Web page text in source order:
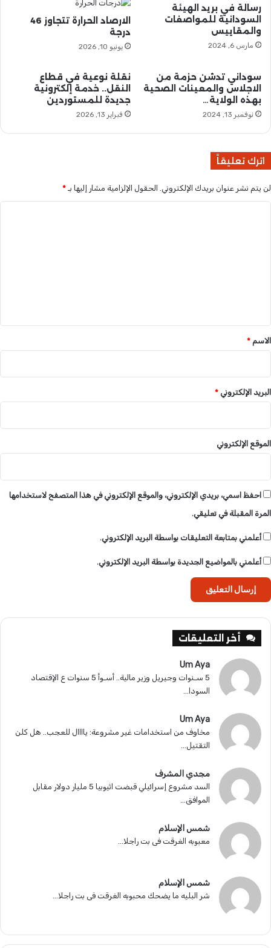
ه
ا
ع
د
و
ل
إ
ر
ق
ة
.
ا
ل
ي
ة
ن
ا
ل
ت
د
رسالة في بريد الهيئة
السودانية للمواصفات
والمقاييس
مارس 6, 2024
الارصاد الحرارة تتجاوز 46
درجة
يونيو 10, 2026
سوداني تدشن حزمة من
الاجلاس والمعينات الصحية
بهذه الولاية…
نوفمبر 13, 2024
نقلة نوعية في قطاع
النقل.. خدمة إلكترونية
جديدة للمستوردين
فبراير 13, 2026
اترك تعليقاً
لن يتم نشر عنوان بريدك الإلكتروني. الحقول الإلزامية مشار إليها بـ *
*
الاسم *
البريد الإلكتروني *
الموقع الإلكتروني
احفظ اسمي، بريدي الإلكتروني، والموقع الإلكتروني في هذا المتصفح لاستخدامها
المرة المقبلة في تعليقي.
أعلمني بمتابعة التعليقات بواسطة البريد الإلكتروني.
أعلمني بالمواضيع الجديدة بواسطة البريد الإلكتروني.
أخر التعليقات
Um Aya
5 سـنوات وجيريل وزير مالية.. أسـوأ 5 سنوات ع الإقتصاد
السودا...
Um Aya
مخاوف من استخدامات غير مشروعة: ياااال للعجب.. هل كلن
التقتيل...
مجدي المشرف
السد مشروع إسرائيلي قبضت اثيوبيا 5 مليار دولار مقابل
الموافق...
شمس الإسلام
معبوبه الغرقت فى بت راجلا...
شمس الإسلام
شر البليه ما يضحك محبوبه الغرقت فى بت راجلا...